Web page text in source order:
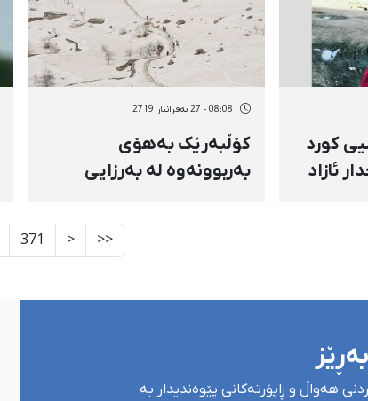
کورد
ئازاد
08:08 - 27 بەفرانبار 2719
کۆڵبەرێک بەهۆی
بەربوونەوە لە بەرزایی
<<
<
371
هەواڵ و ڕاپۆرتەکانی پێوەندیدار بە